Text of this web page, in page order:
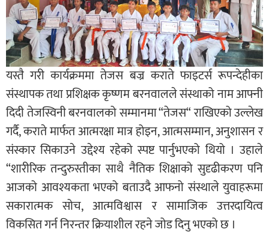
यस्तै गरी कार्यक्रममा तेजस बज्र कराते फाइटर्स रूपन्देहीका
संस्थापक तथा प्रशिक्षक कृष्णम बरनवालले संस्थाको नाम आफ्नी
दिदी तेजस्विनी बरनवालको सम्मानमा “तेजस“ राखिएको उल्लेख
गर्दै, कराते मार्फत आत्मरक्षा मात्र होइन, आत्मसम्मान, अनुशासन र
संस्कार सिकाउने उद्देश्य रहेको स्पष्ट पार्नुभएको थियो । उहाले
“शारीरिक तन्दुरुस्तीका साथै नैतिक शिक्षाको सुदृढीकरण पनि
आजको आवश्यकता भएको बताउदै आफनो संस्थाले युवाहरूमा
सकारात्मक सोच, आत्मविश्वास र सामाजिक उत्तरदायित्व
विकसित गर्न निरन्तर क्रियाशील रहने जोड दिनु भएको छ ।